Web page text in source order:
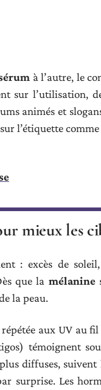
à l’autre, le
sur l’utilisation,
animés et
l’étiquette
mieux les
: excès de
que la mélanine
la peau.
aux UV au fil
témoignent
diffuses, suivent
surprise. Les